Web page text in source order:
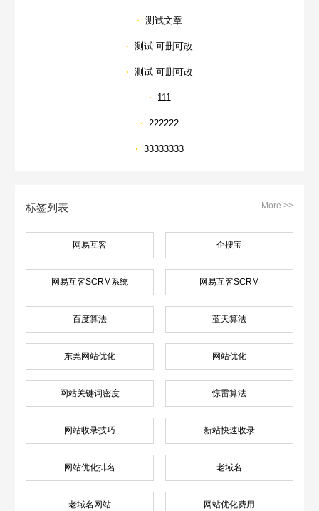
· 测试文章
· 测试 可删可改
· 测试 可删可改
· 111
· 222222
· 33333333
标签列表 More >>
网易互客 企搜宝
网易互客SCRM系统 网易互客SCRM
百度算法 蓝天算法
东莞网站优化 网站优化
网站关键词密度 惊雷算法
网站收录技巧 新站快速收录
网站优化排名 老域名
老域名网站 网站优化费用